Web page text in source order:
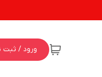
ورود / ثبت